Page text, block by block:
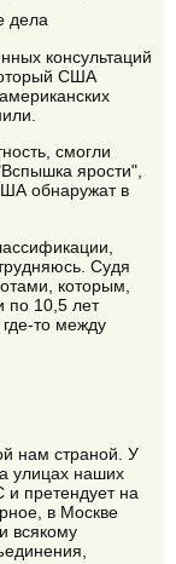
дела
консультаций
США
смогли
ярости",
обнаружат в
Судя
которым,
по 10,5 лет
то между
нам страной. У
улицах наших
претендует на
в Москве
всякому